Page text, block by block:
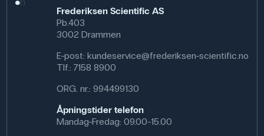
Frederiksen Scientific AS
Pb.403
3002 Drammen
E-post: kundeservice@frederiksen-scientific.no
Tlf.: 7158 8900
ORG. nr.: 994499130
Åpningstider telefon
Mandag-Fredag: 09.00-15.00